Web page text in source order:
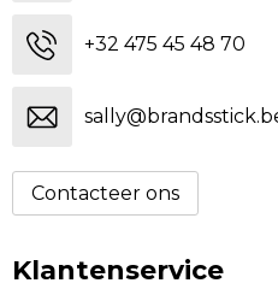
+32 475 45 48 70
Contacteer ons
Klantenservice